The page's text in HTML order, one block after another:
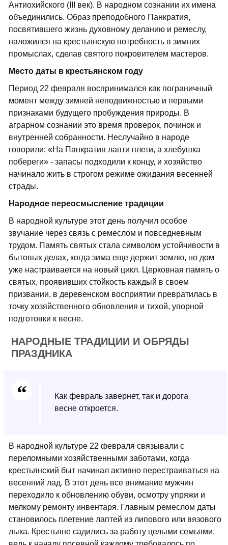
Антиохийского (III век). В народном сознании их имена
объединились. Образ преподобного Панкратия,
посвятившего жизнь духовному деланию и ремеслу,
наложился на крестьянскую потребность в зимних
промыслах, сделав святого покровителем мастеров.
Место даты в крестьянском году
Период 22 февраля воспринимался как пограничный
момент между зимней неподвижностью и первыми
признаками будущего пробуждения природы. В
аграрном сознании это время проверок, починок и
внутренней собранности. Неслучайно в народе
говорили: «На Панкратия лапти плети, а хлебушка
побереги» - запасы подходили к концу, и хозяйство
начинало жить в строгом режиме ожидания весенней
страды.
Народное переосмысление традиции
В народной культуре этот день получил особое
звучание через связь с ремеслом и повседневным
трудом. Память святых стала символом устойчивости в
бытовых делах, когда зима еще держит землю, но дом
уже настраивается на новый цикл. Церковная память о
святых, проявивших стойкость каждый в своем
призвании, в деревенском восприятии превратилась в
точку хозяйственного обновления и тихой, упорной
подготовки к весне.
НАРОДНЫЕ ТРАДИЦИИ И ОБРЯДЫ
ПРАЗДНИКА
Как февраль завернет, так и дорога
весне откроется.
В народной культуре 22 февраля связывали с
переломными хозяйственными заботами, когда
крестьянский быт начинал активно перестраиваться на
весенний лад. В этот день все внимание мужчин
переходило к обновлению обуви, осмотру упряжи и
мелкому ремонту инвентаря. Главным ремеслом даты
становилось плетение лаптей из липового или вязового
лыка. Крестьяне садились за работу целыми семьями,